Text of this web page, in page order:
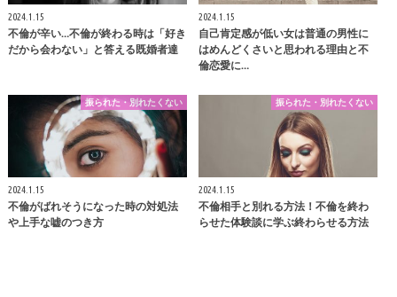
2024.1.15
不倫が辛い…不倫が終わる時は「好き
だから会わない」と答える既婚者達
2024.1.15
自己肯定感が低い女は普通の男性に
はめんどくさいと思われる理由と不
倫恋愛に…
振られた・別れたくない
2024.1.15
不倫がばれそうになった時の対処法
や上手な嘘のつき方
振られた・別れたくない
2024.1.15
不倫相手と別れる方法！不倫を終わ
らせた体験談に学ぶ終わらせる方法